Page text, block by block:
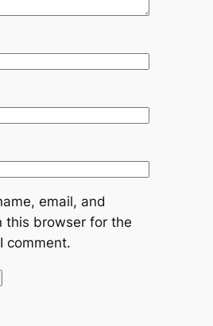
email, and
this browser for the
comment.